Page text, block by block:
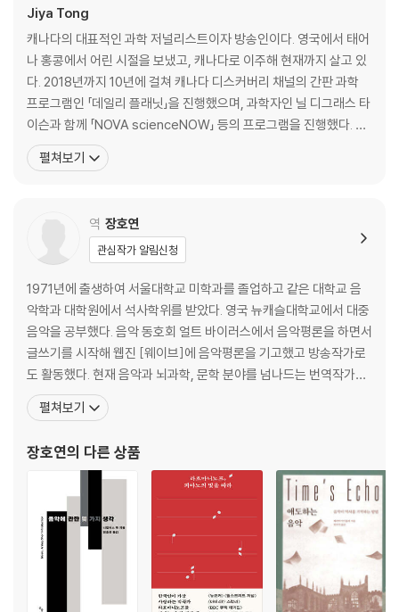
감사의 말
찾아보기
Jiya Tong
캐나다의 대표적인 과학 저널리스트이자 방송인이다. 영국에서 태어
나 홍콩에서 어린 시절을 보냈고, 캐나다로 이주해 현재까지 살고 있
다. 2018년까지 10년에 걸쳐 캐나다 디스커버리 채널의 간판 과학
프로그램인 「데일리 플래닛」을 진행했으며, 과학자인 닐 디그래스 타
이슨과 함께 「NOVA scienceNOW」 등의 프로그램을 진행했다. 현
재는 세계 자연 기금(WWF) 캐나다 부의장이자, 왕립 캐나다 지리학
회 회원으로 활동한다. 통은 저널리스트이자 리포터로서 17년간의
펼쳐보기
역 장호연
관심작가 알림신청
1971년에 출생하여 서울대학교 미학과를 졸업하고 같은 대학교 음
악학과 대학원에서 석사학위를 받았다. 영국 뉴캐슬대학교에서 대중
음악을 공부했다. 음악 동호회 얼트 바이러스에서 음악평론을 하면서
글쓰기를 시작해 웹진 [웨이브]에 음악평론을 기고했고 방송작가로
도 활동했다. 현재 음악과 뇌과학, 문학 분야를 넘나드는 번역작가로
활약하고 있다. 지은 책으로 『얼트 문화와 록 음악 2』(공저), 『오프 더
레코드, 인디 록 파일』(공저) 등이 있고, 옮긴 책으로 『뇌의 왈츠』,
『말년의 양식에 관하여』, 『에릭
펼쳐보기
장호연의 다른 상품